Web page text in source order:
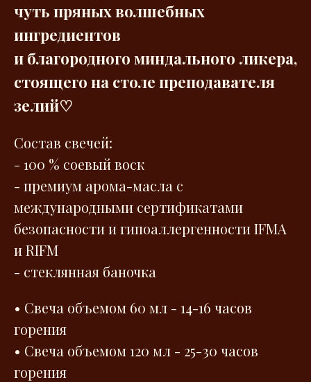
чуть пряных волшебных
ингредиентов
и благородного миндального ликера,
стоящего на столе преподавателя
зелий♡
Состав свечей:
- 100 % соевый воск
- премиум арома-масла с
международными сертификатами
безопасности и гипоаллергенности IFMA
и RIFM
- стеклянная баночка
• Свеча объемом 60 мл - 14-16 часов
горения
• Свеча объемом 120 мл - 25-30 часов
горения